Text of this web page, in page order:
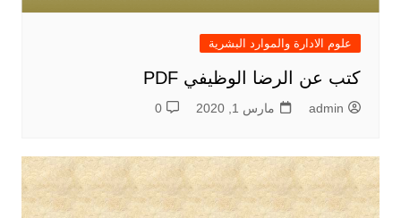
علوم الادارة والموارد البشرية
كتب عن الرضا الوظيفي PDF
admin مارس 1, 2020 0